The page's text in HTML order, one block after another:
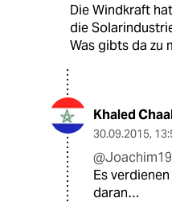
Die Windkraft
die
Was gibts da zu
Khaled
30.09.2015,
Es
daran…